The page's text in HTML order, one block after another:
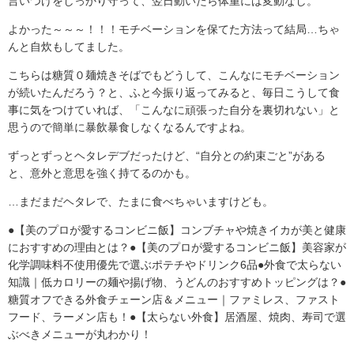
よかった～～～！！！モチベーションを保てた方法って結局…ちゃ
んと自炊もしてました。
こちらは糖質０麺焼きそばでもどうして、こんなにモチベーション
が続いたんだろう？と、ふと今振り返ってみると、毎日こうして食
事に気をつけていれば、「こんなに頑張った自分を裏切れない」と
思うので簡単に暴飲暴食しなくなるんですよね。
ずっとずっとヘタレデブだったけど、“自分との約束ごと”がある
と、意外と意思を強く持てるのかも。
…まだまだヘタレで、たまに食べちゃいますけども。
●【美のプロが愛するコンビニ飯】コンブチャや焼きイカが美と健康
におすすめの理由とは？●【美のプロが愛するコンビニ飯】美容家が
化学調味料不使用優先で選ぶポテチやドリンク6品●外食で太らない
知識｜低カロリーの麺や揚げ物、うどんのおすすめトッピングは？●
糖質オフできる外食チェーン店＆メニュー｜ファミレス、ファスト
フード、ラーメン店も！●【太らない外食】居酒屋、焼肉、寿司で選
ぶべきメニューが丸わかり！